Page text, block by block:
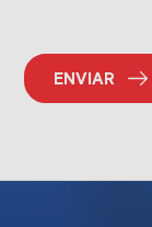
ENVIAR